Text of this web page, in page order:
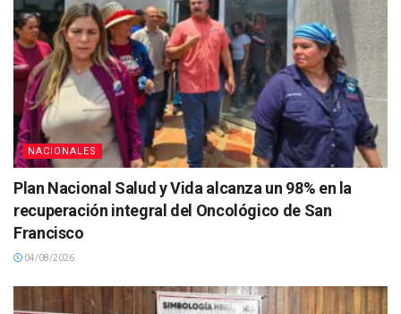
NACIONALES
Plan Nacional Salud y Vida alcanza un 98% en la
recuperación integral del Oncológico de San
Francisco
04/08/2026